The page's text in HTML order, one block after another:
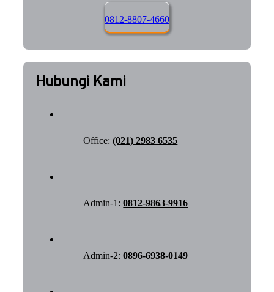
0812-8807-4660
Hubungi Kami
Office:(021) 2983 6535
Admin-1:0812-9863-9916
Admin-2:0896-6938-0149